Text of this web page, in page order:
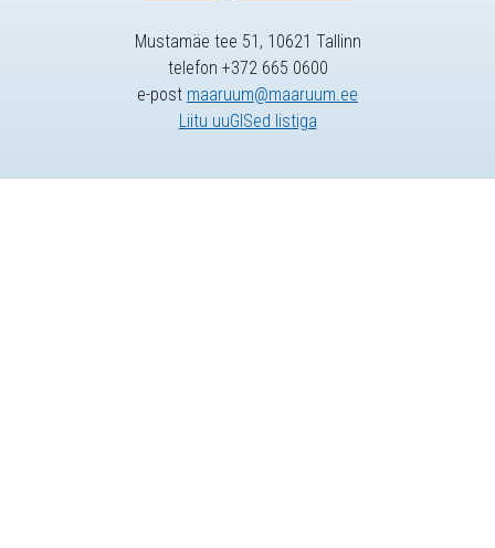
Mustamäe tee 51, 10621 Tallinn
telefon +372 665 0600
e-post maaruum@maaruum.ee
Liitu uuGISed listiga